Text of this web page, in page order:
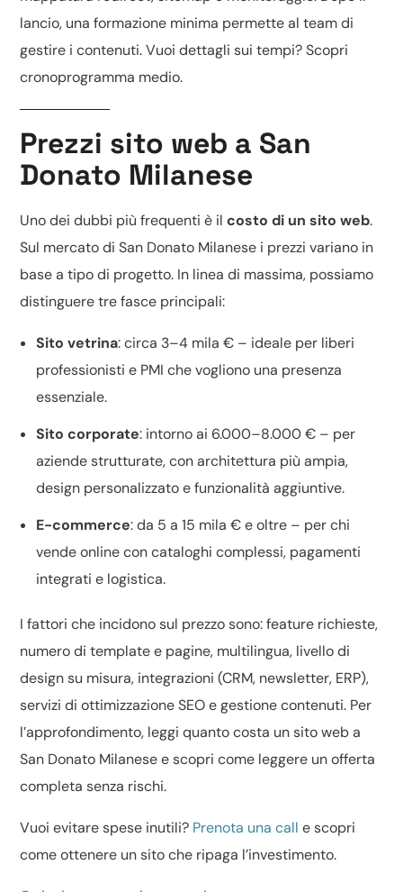
lancio, una formazione minima permette al team di
gestire i contenuti. Vuoi dettagli sui tempi? Scopri
cronoprogramma medio.
Prezzi sito web a San
Donato Milanese
Uno dei dubbi più frequenti è ilcosto di un sito web.
Sul mercato di San Donato Milanese i prezzi variano in
base a tipo di progetto. In linea di massima, possiamo
distinguere tre fasce principali:
Sito vetrina: circa 3–4 mila € – ideale per liberi
professionisti e PMI che vogliono una presenza
essenziale.
Sito corporate: intorno ai 6.000–8.000 € – per
aziende strutturate, con architettura più ampia,
design personalizzato e funzionalità aggiuntive.
E-commerce: da 5 a 15 mila € e oltre – per chi
vende online con cataloghi complessi, pagamenti
integrati e logistica.
I fattori che incidono sul prezzo sono: feature richieste,
numero di template e pagine, multilingua, livello di
design su misura, integrazioni (CRM, newsletter, ERP),
servizi diottimizzazione SEOe gestione contenuti. Per
l’approfondimento, leggiquanto costa un sito web a
San Donato Milanesee scopri come leggere unofferta
completa senza rischi.
Vuoi evitare spese inutili? Prenota una call e scopri
come ottenere un sito che ripaga l’investimento.